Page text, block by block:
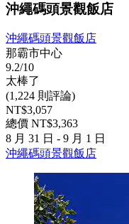
沖繩碼頭景觀飯店
沖繩碼頭景觀飯店
那霸市中心
9.2/10
太棒了
(1,224 則評論)
NT$3,057
總價 NT$3,363
8 月 31 日 - 9 月 1 日
沖繩碼頭景觀飯店